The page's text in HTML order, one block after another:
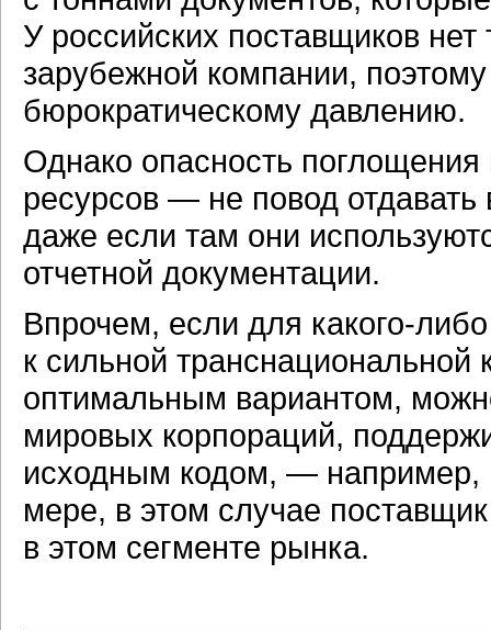
У российских поставщиков нет
зарубежной компании,
бюрократическому давлению.
Однако опасность поглощения
ресурсов — не повод
даже если там они
отчетной документации.
Впрочем, если для какого-либо
к сильной транснациональной
оптимальным вариантом,
мировых корпораций,
исходным кодом, —
мере, в этом случае
в этом сегменте рынка.